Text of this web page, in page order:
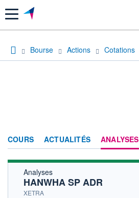
Menu
Bourse Actions Cotations
COURS ACTUALITÉS ANALYSES
Analyses
HANWHA SP ADR
XETRA